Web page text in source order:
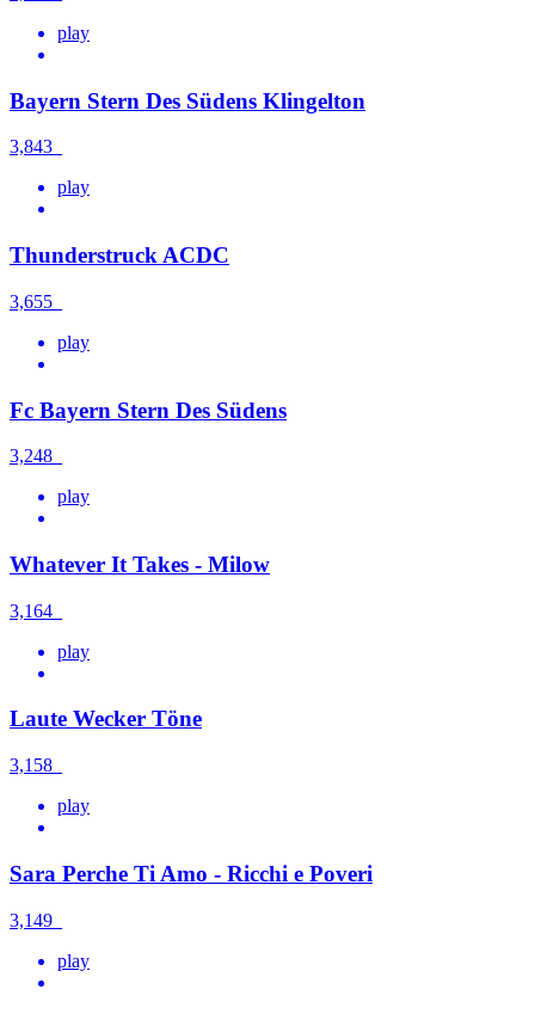
play
Bayern Stern Des Südens Klingelton
3,843
play
Thunderstruck ACDC
3,655
play
Fc Bayern Stern Des Südens
3,248
play
Whatever It Takes - Milow
3,164
play
Laute Wecker Töne
3,158
play
Sara Perche Ti Amo - Ricchi e Poveri
3,149
play